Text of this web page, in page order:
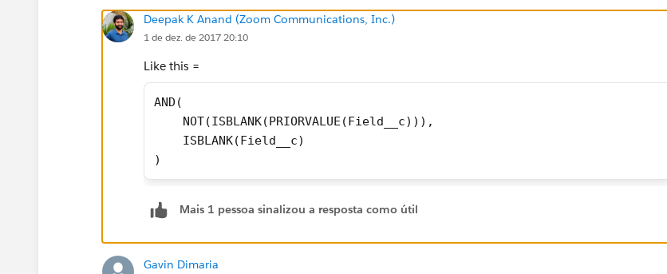
Deepak K Anand (‎‎‎‎‎‎Zoom Communications, Inc.)
1 de dez. de 2017 20:10
Like this =
AND(
    NOT(ISBLANK(PRIORVALUE(Field__c))),
    ISBLANK(Field__c)
)
Mais 1 pessoa sinalizou a resposta como útil
Gavin Dimaria